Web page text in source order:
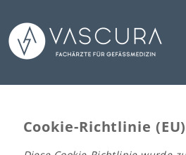
Cookie-Richtlinie (EU)